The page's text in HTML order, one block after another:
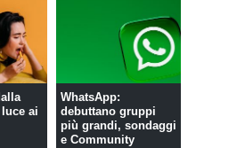
ai
WhatsApp:
debuttano gruppi
più grandi, sondaggi
e Community